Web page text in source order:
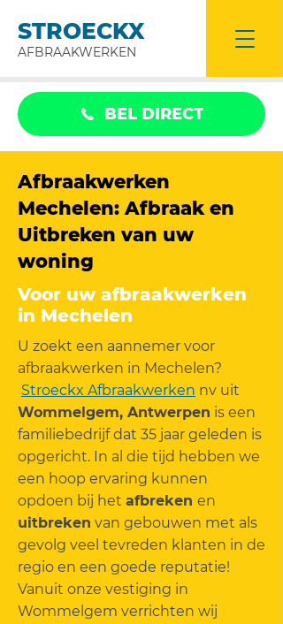
STROECKX
AFBRAAKWERKEN
BEL DIRECT
Afbraakwerken
Mechelen: Afbraak en
Uitbreken van uw
woning
Voor uw afbraakwerken
in Mechelen
U zoekt een aannemer voor
afbraakwerken in Mechelen?
Stroeckx Afbraakwerken nv uit
Wommelgem, Antwerpen is een
familiebedrijf dat 35 jaar geleden is
opgericht. In al die tijd hebben we
een hoop ervaring kunnen
opdoen bij het afbreken en
uitbreken van gebouwen met als
gevolg veel tevreden klanten in de
regio en een goede reputatie!
Vanuit onze vestiging in
Wommelgem verrichten wij